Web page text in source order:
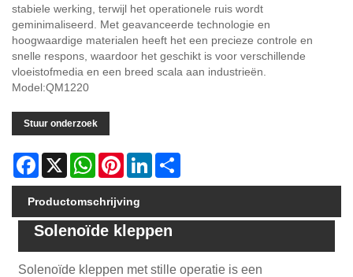
stabiele werking, terwijl het operationele ruis wordt
geminimaliseerd. Met geavanceerde technologie en
hoogwaardige materialen heeft het een precieze controle en
snelle respons, waardoor het geschikt is voor verschillende
vloeistofmedia en een breed scala aan industrieën.
Model:QM1220
Stuur onderzoek
Facebook
X WhatsAppPinterestLinkedIn
Productomschrijving
Solenoïde kleppen
Solenoïde kleppen met stille operatie is een